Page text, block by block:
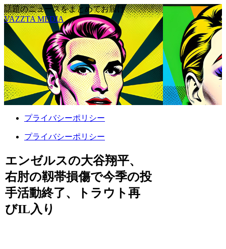
話題のニュースをまとめてお届け
VAZZTA MEDIA
プライバシーポリシー
プライバシーポリシー
エンゼルスの大谷翔平、
右肘の靱帯損傷で今季の投
手活動終了、トラウト再
びIL入り